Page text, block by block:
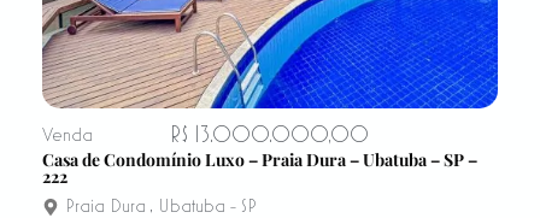
Venda
R$ 13.000.000,00
Casa de Condomínio Luxo – Praia Dura – Ubatuba – SP –
222
Praia Dura , Ubatuba - SP